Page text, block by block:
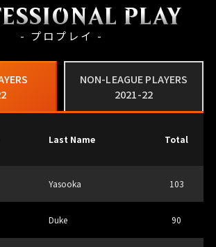
PLAY
- プロプレイ -
NON-LEAGUE PLAYERS
2021-22
Last Name Total
Yasooka 103
Duke 90